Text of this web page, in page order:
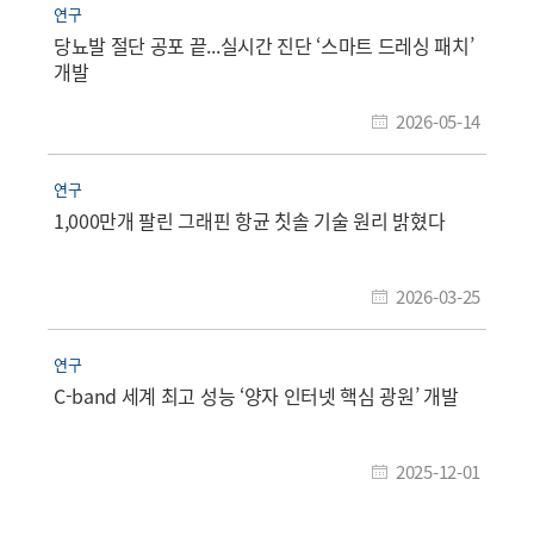
연구
당뇨발 절단 공포 끝...실시간 진단 ‘스마트 드레싱 패치’
개발
2026-05-14
연구
1,000만개 팔린 그래핀 항균 칫솔 기술 원리 밝혔다
2026-03-25
연구
C-band 세계 최고 성능 ‘양자 인터넷 핵심 광원’ 개발
2025-12-01